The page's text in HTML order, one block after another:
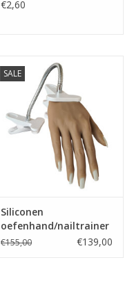
€2,60
SALE
Siliconen
oefenhand/nailtrainer
#2 incl.120 tips en
€155,00 €139,00